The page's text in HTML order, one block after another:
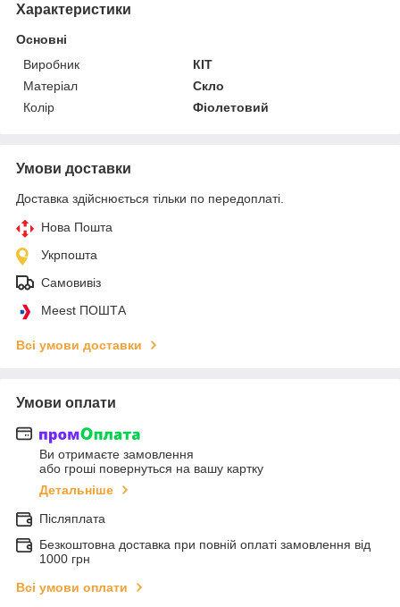
Характеристики
Основні
Виробник
КІТ
Матеріал
Скло
Колір
Фіолетовий
Умови доставки
Доставка здійснюється тільки по передоплаті.
Нова Пошта
Укрпошта
Самовивіз
Meest ПОШТА
Всі умови доставки
Умови оплати
Ви отримаєте замовлення
або гроші повернуться на вашу картку
Детальніше
Післяплата
Безкоштовна доставка при повній оплаті замовлення від
1000 грн
Всі умови оплати